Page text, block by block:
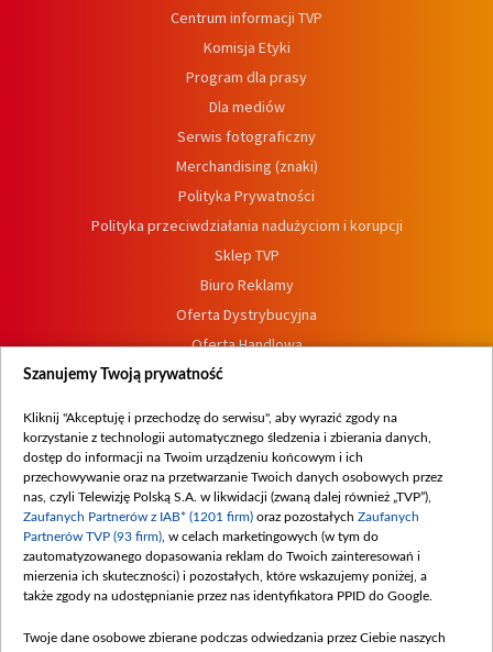
Centrum informacji TVP
Komisja Etyki
Program dla prasy
Dla mediów
Serwis fotograficzny
Merchandising (znaki)
Polityka Prywatności
Polityka przeciwdziałania nadużyciom i korupcji
Sklep TVP
Biuro Reklamy
Oferta Dystrybucyjna
Oferta Handlowa
Dostępność
Procedura zgłoszeń wewnętrznych
Szanujemy Twoją prywatność
Kliknij "Akceptuję i przechodzę do serwisu", aby wyrazić zgody na
korzystanie z technologii automatycznego śledzenia i zbierania danych,
dostęp do informacji na Twoim urządzeniu końcowym i ich
przechowywanie oraz na przetwarzanie Twoich danych osobowych przez
nas, czyli Telewizję Polską S.A. w likwidacji (zwaną dalej również „TVP”),
Zaufanych Partnerów z IAB* (1201 firm) oraz pozostałych Zaufanych
Partnerów TVP (93 firm) , w celach marketingowych (w tym do
zautomatyzowanego dopasowania reklam do Twoich zainteresowań i
mierzenia ich skuteczności) i pozostałych, które wskazujemy poniżej, a
także zgody na udostępnianie przez nas identyfikatora PPID do Google.
Twoje dane osobowe zbierane podczas odwiedzania przez Ciebie naszych